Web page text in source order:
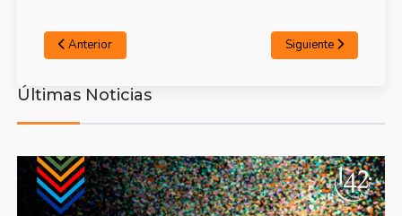
Anterior Siguiente
Últimas Noticias